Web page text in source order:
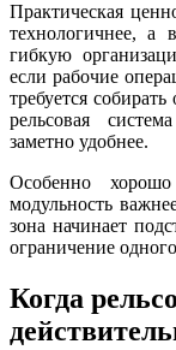
Практическая
технологичнее, а
гибкую
если рабочие
требуется
рельсовая
заметно удобнее.
Особенно
модульность
зона начинает
ограничение
Когда